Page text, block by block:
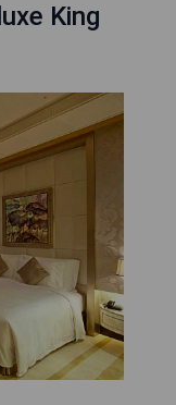
King